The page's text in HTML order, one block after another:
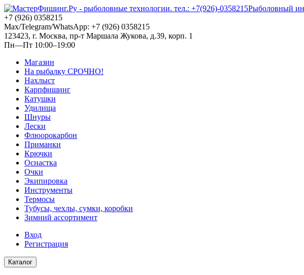
Рыболовный
+7 (926) 0358215
Max/Telegram/WhatsApp: +7 (926) 0358215
123423, г. Москва, пр-т Маршала Жукова, д.39, корп. 1
Пн—Пт 10:00–19:00
Магазин
На рыбалку СРОЧНО!
Нахлыст
Карпфишинг
Катушки
Удилища
Шнуры
Лески
Флюорокарбон
Приманки
Крючки
Оснастка
Очки
Экипировка
Инструменты
Термосы
Тубусы, чехлы, сумки, коробки
Зимний ассортимент
Вход
Регистрация
Каталог